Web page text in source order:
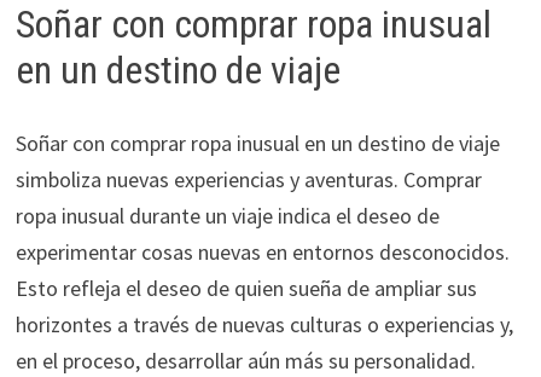
Soñar con comprar ropa inusual
en un destino de viaje
Soñar con comprar ropa inusual en un destino de viaje
simboliza nuevas experiencias y aventuras. Comprar
ropa inusual durante un viaje indica el deseo de
experimentar cosas nuevas en entornos desconocidos.
Esto refleja el deseo de quien sueña de ampliar sus
horizontes a través de nuevas culturas o experiencias y,
en el proceso, desarrollar aún más su personalidad.